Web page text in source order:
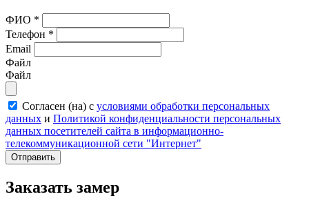
ФИО *
Телефон *
Email
Файл
Файл
Согласен (на) с условиями обработки персональных
данных и Политикой конфиденциальности персональных
данных посетителей сайта в информационно-
телекоммуникационной сети "Интернет"
Отправить
Заказать замер